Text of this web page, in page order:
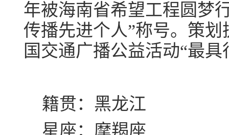
年被海南省希望工程圆梦
传播先进个人”称号。策
国交通广播公益活动“最具
籍贯：黑
星座：摩